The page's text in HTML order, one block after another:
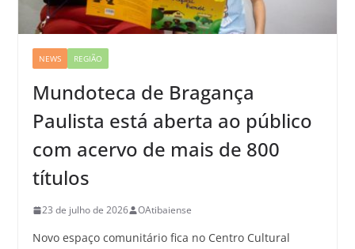
NEWS REGIÃO
Mundoteca de Bragança
Paulista está aberta ao público
com acervo de mais de 800
títulos
23 de julho de 2026 OAtibaiense
Novo espaço comunitário fica no Centro Cultural